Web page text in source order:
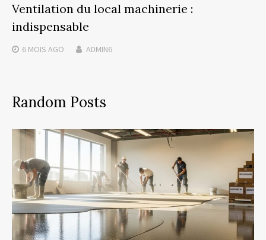
Ventilation du local machinerie :
indispensable
6 MOIS AGO ADMIN6
Random Posts